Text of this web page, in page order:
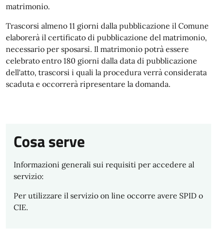
matrimonio.
Trascorsi almeno 11 giorni dalla pubblicazione il Comune
elaborerà il certificato di pubblicazione del matrimonio,
necessario per sposarsi. Il matrimonio potrà essere
celebrato entro 180 giorni dalla data di pubblicazione
dell'atto, trascorsi i quali la procedura verrà considerata
scaduta e occorrerà ripresentare la domanda.
Cosa serve
Informazioni generali sui requisiti per accedere al
servizio:
Per utilizzare il servizio on line occorre avere SPID o
CIE.